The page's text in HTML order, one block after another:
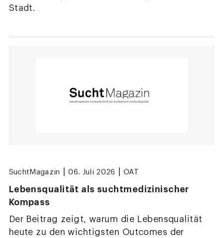
Stadt.
SuchtMagazin 06. Juli 2026 OAT
Lebensqualität als suchtmedizinischer
Kompass
Der Beitrag zeigt, warum die Lebensqualität
heute zu den wichtigsten Outcomes der